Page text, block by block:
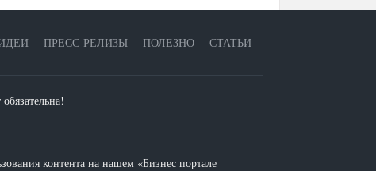
ПРЕСС-РЕЛИЗЫ ПОЛЕЗНО СТАТЬИ
контента на нашем «Бизнес портале